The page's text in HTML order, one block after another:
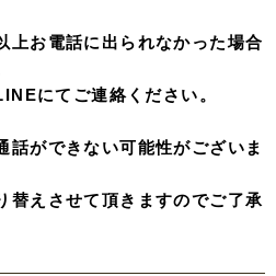
上お電話に出られなかった場合
にてご連絡ください。
ができない可能性がございま
替えさせて頂きますのでご了承